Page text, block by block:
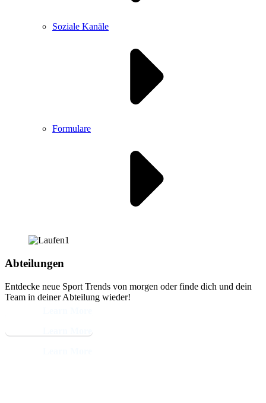
Soziale Kanäle
Formulare
Abteilungen
Entdecke neue Sport Trends von morgen oder finde dich und dein
Team in deiner Abteilung wieder!